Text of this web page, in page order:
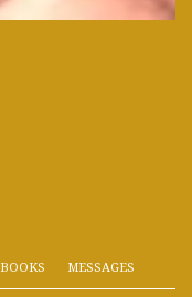
BOOKS MESSAGES